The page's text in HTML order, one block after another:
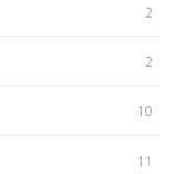
2
2
10
11